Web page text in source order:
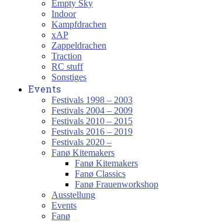
Empty Sky
Indoor
Kampfdrachen
xAP
Zappeldrachen
Traction
RC stuff
Sonstiges
Events
Festivals 1998 – 2003
Festivals 2004 – 2009
Festivals 2010 – 2015
Festivals 2016 – 2019
Festivals 2020 –
Fanø Kitemakers
Fanø Kitemakers
Fanø Classics
Fanø Frauenworkshop
Ausstellung
Events
Fanø